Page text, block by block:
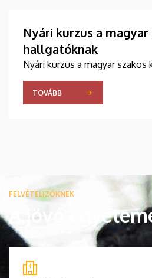
Nyári kurzus a magyar
hallgatóknak
Nyári kurzus a magyar szakos
TOVÁBB
FELVÉTELIZŐKNEK
A jövő